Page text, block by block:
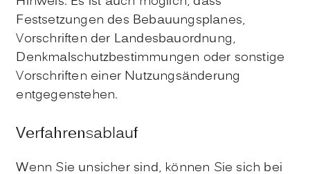
Festsetzungen des Bebauungsplanes,
Vorschriften der Landesbauordnung,
Denkmalschutzbestimmungen oder sonstige
Vorschriften einer Nutzungsänderung
entgegenstehen.
Verfahrensablauf
Wenn Sie unsicher sind, können Sie sich bei